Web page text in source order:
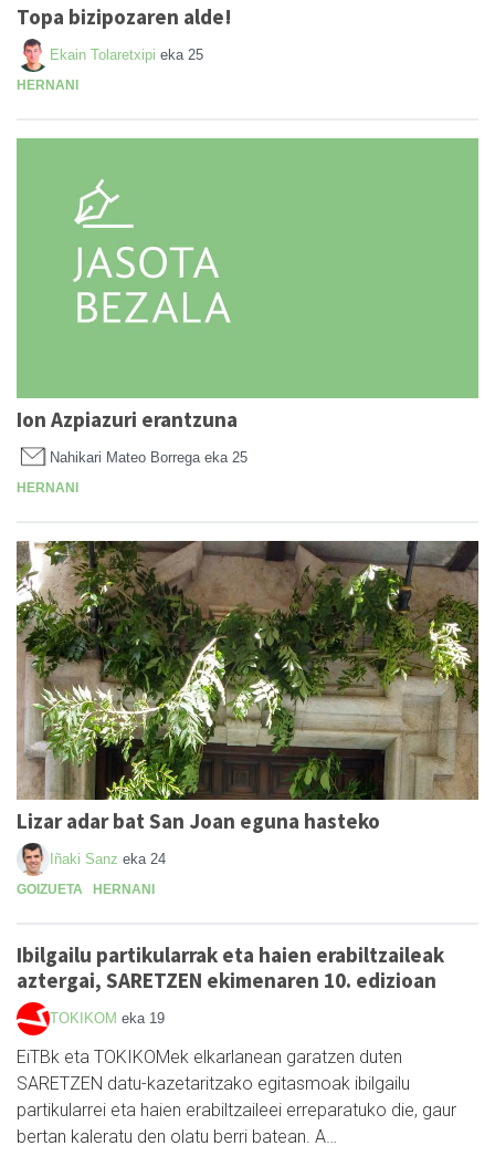
Topa bizipozaren alde!
Ekain Tolaretxipi eka 25
HERNANI
Ion Azpiazuri erantzuna
Nahikari Mateo Borrega eka 25
HERNANI
Lizar adar bat San Joan eguna hasteko
Iñaki Sanz eka 24
GOIZUETA HERNANI
Ibilgailu partikularrak eta haien erabiltzaileak
aztergai, SARETZEN ekimenaren 10. edizioan
TOKIKOM eka 19
EiTBk eta TOKIKOMek elkarlanean garatzen duten
SARETZEN datu-kazetaritzako egitasmoak ibilgailu
partikularrei eta haien erabiltzaileei erreparatuko die, gaur
bertan kaleratu den olatu berri batean. A…